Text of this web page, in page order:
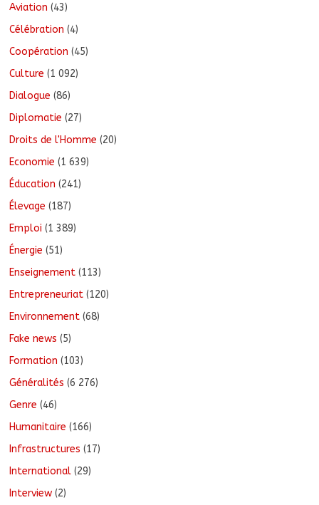
Aviation (43)
Célébration (4)
Coopération (45)
Culture (1 092)
Dialogue (86)
Diplomatie (27)
Droits de l'Homme (20)
Economie (1 639)
Éducation (241)
Élevage (187)
Emploi (1 389)
Énergie (51)
Enseignement (113)
Entrepreneuriat (120)
Environnement (68)
Fake news (5)
Formation (103)
Généralités (6 276)
Genre (46)
Humanitaire (166)
Infrastructures (17)
International (29)
Interview (2)